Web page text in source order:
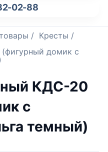
02-88
/ Кресты /
домик с
КДС-20
с
темный)